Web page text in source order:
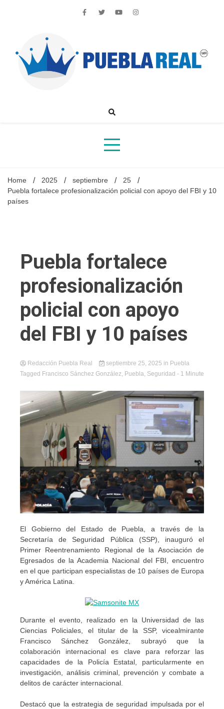
Noticias de actualidad de Puebla, México y el mundo
Home 2025 septiembre
25
Puebla fortalece profesionalización policial con apoyo del FBI y 10
países
Puebla fortalece
profesionalización
policial con apoyo
del FBI y 10 países
Redacción Puebla Real septiembre 25, 2025 in Puebla
Tagged Francisco Sánchez González, Puebla, Seguridad - 1 Minute
El Gobierno del Estado de Puebla, a través de la
Secretaría de Seguridad Pública (SSP), inauguró el
Primer Reentrenamiento Regional de la Asociación de
Egresados de la Academia Nacional del FBI, encuentro
en el que participan especialistas de 10 países de Europa
y América Latina.
Durante el evento, realizado en la Universidad de las
Ciencias Policiales, el titular de la SSP, vicealmirante
Francisco Sánchez González, subrayó que la
colaboración internacional es clave para reforzar las
capacidades de la Policía Estatal, particularmente en
investigación, análisis criminal, prevención y combate a
delitos de carácter internacional.
Destacó que la estrategia de seguridad impulsada por el